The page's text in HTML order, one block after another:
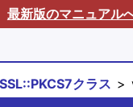
最新版のマニュアル
クラス